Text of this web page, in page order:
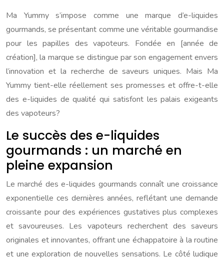
Ma Yummy s’impose comme une marque d’e-liquides
gourmands, se présentant comme une véritable gourmandise
pour les papilles des vapoteurs. Fondée en [année de
création], la marque se distingue par son engagement envers
l’innovation et la recherche de saveurs uniques. Mais Ma
Yummy tient-elle réellement ses promesses et offre-t-elle
des e-liquides de qualité qui satisfont les palais exigeants
des vapoteurs?
Le succès des e-liquides
gourmands : un marché en
pleine expansion
Le marché des e-liquides gourmands connaît une croissance
exponentielle ces dernières années, reflétant une demande
croissante pour des expériences gustatives plus complexes
et savoureuses. Les vapoteurs recherchent des saveurs
originales et innovantes, offrant une échappatoire à la routine
et une exploration de nouvelles sensations. Le côté ludique